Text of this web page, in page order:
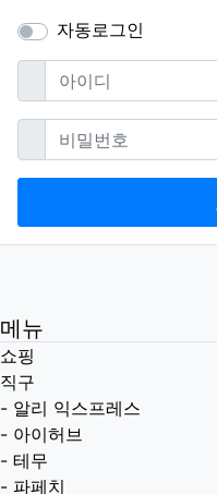
자동로그인
아이디필수
비밀번호필수
메뉴
쇼핑
직구
- 알리 익스프레스
- 아이허브
- 테무
- 파페치